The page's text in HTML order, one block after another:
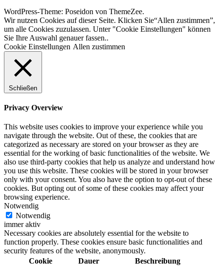
WordPress-Theme: Poseidon von ThemeZee.
Wir nutzen Cookies auf dieser Seite. Klicken Sie“Allen zustimmen”,
um alle Cookies zuzulassen. Unter "Cookie Einstellungen" können
Sie Ihre Auswahl genauer fassen..
Cookie Einstellungen Allen zustimmen
Schließen
Privacy Overview
This website uses cookies to improve your experience while you
navigate through the website. Out of these, the cookies that are
categorized as necessary are stored on your browser as they are
essential for the working of basic functionalities of the website. We
also use third-party cookies that help us analyze and understand how
you use this website. These cookies will be stored in your browser
only with your consent. You also have the option to opt-out of these
cookies. But opting out of some of these cookies may affect your
browsing experience.
Notwendig
Notwendig
immer aktiv
Necessary cookies are absolutely essential for the website to
function properly. These cookies ensure basic functionalities and
security features of the website, anonymously.
Cookie
Dauer Beschreibung